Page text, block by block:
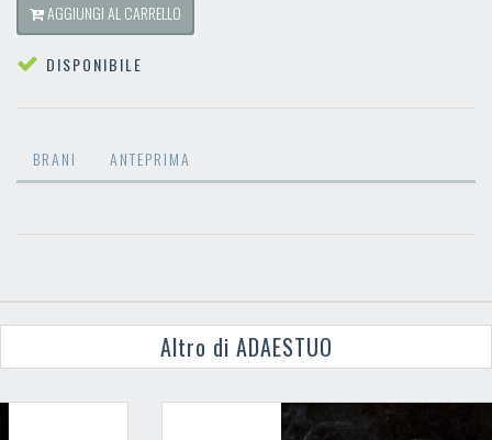
AGGIUNGI AL CARRELLO
DISPONIBILE
BRANI ANTEPRIMA
Altro di ADAESTUO